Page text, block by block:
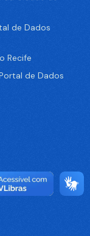
de Dados
Recife
de Dados